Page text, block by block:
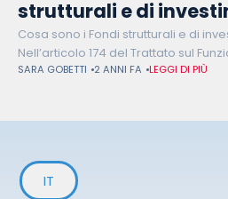
strutturali e di
Cosa sono i Fondi strutturali e di
Nell’articolo 174 del Trattato sul
Europea (TFUE) si legge che
SARA GOBETTI 2 ANNI FA LEGGI DI PIÙ
IT